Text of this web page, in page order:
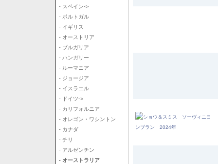
- スペイン->
- ポルトガル
- イギリス
- オーストリア
- ブルガリア
- ハンガリー
- ルーマニア
- ジョージア
- イスラエル
- ドイツ->
- カリフォルニア
- オレゴン・ワシントン
- カナダ
- チリ
- アルゼンチン
- オーストラリア